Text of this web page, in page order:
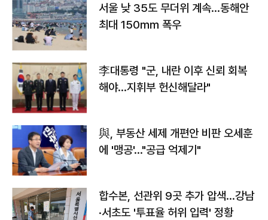
서울 낮 35도 무더위 계속…동해안
최대 150㎜ 폭우
李대통령 "군, 내란 이후 신뢰 회복
해야…지휘부 헌신해달라"
與, 부동산 세제 개편안 비판 오세훈
에 '맹공'…"공급 억제기"
합수본, 선관위 9곳 추가 압색…강남
·서초도 '투표율 허위 입력' 정황